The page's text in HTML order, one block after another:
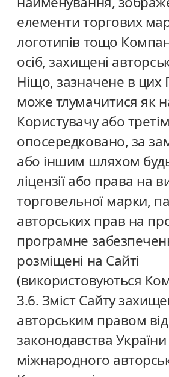
елементи торгових
логотипів тощо
осіб, захищені
Ніщо, зазначене в цих
може тлумачитися як
Користувачу або
опосередковано, за
або іншим шляхом
ліцензії або права на
торговельної марки,
авторських прав на
програмне
розміщені на Сайті
(використовуються
3.6. Зміст Сайту
авторським правом
законодавства України
міжнародного